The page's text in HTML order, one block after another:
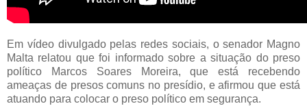
Em vídeo divulgado pelas redes sociais, o senador Magno
Malta relatou que foi informado sobre a situação do preso
político Marcos Soares Moreira, que está recebendo
ameaças de presos comuns no presídio, e afirmou que está
atuando para colocar o preso político em segurança.